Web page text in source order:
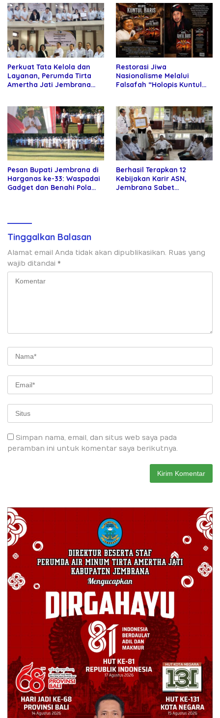
Perkuat Tata Kelola dan
Layanan, Perumda Tirta
Amertha Jati Jembrana
Restorasi Jiwa
Nasionalisme Melalui
Falsafah “Holopis Kuntul
Pesan Bupati Jembrana di
Harganas ke-33: Waspadai
Gadget dan Benahi Pola
Berhasil Terapkan 12
Kebijakan Karir ASN,
Jembrana Sabet
Tinggalkan Balasan
Alamat email Anda tidak akan dipublikasikan. Ruas yang
wajib ditandai *
Simpan nama, email, dan situs web saya pada
peramban ini untuk komentar saya berikutnya.